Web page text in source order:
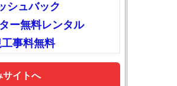
シュバック
ー無料レンタル
事料無料
サイトへ